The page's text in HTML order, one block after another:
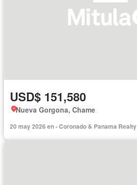
USD$ 151,580
Nueva Gorgona, Chame
20 may 2026 en - Coronado & Panama Realty